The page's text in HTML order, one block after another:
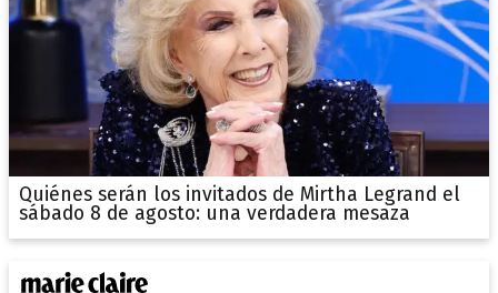
Quiénes serán los invitados de Mirtha Legrand el
sábado 8 de agosto: una verdadera mesaza